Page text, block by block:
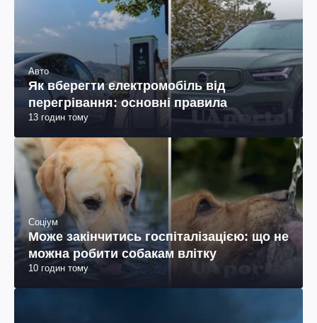
Авто
Як вберегти електромобіль від
перегрівання: основні правила
13 годин тому
Соціум
Може закінчитись госпіталізацією: що не
можна робити собакам влітку
10 годин тому